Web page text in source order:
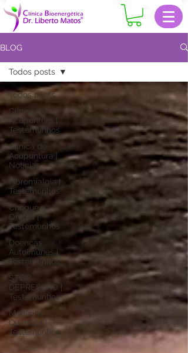
BLOG
Todos posts
Clinica de
Acupuntura |
Testemunhos
Clinica de
Acupuntura |
Notícias
Fibromialgia |
Testemunhos
Choque na
Orelha |
Testemunhos
Doenças
Autoimunes |
Testemunhos
STOP
DEPRESSÃO |
Testemunhos
Medicina
Quântica |
Testemunhos
Todos posts